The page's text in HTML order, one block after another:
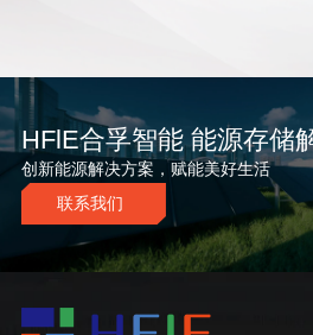
HFlE合孚智能 能源存储
创新能源解决方案，赋能美好生活
联系我们